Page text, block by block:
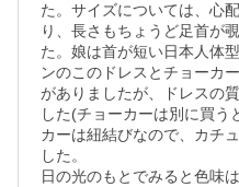
た。サイズについては、心
り、長さもちょうど足首が
た。娘は首が短い日本人体
ンのこのドレスとチョーカ
がありましたが、ドレスの
した(チョーカーは別に買う
カーは紐結びなので、カチ
した。
日の光のもとでみると色味